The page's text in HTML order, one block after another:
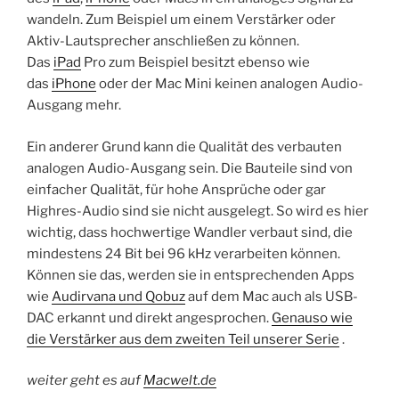
wandeln. Zum Beispiel um einem Verstärker oder
Aktiv-Lautsprecher anschließen zu können.
Das iPad Pro zum Beispiel besitzt ebenso wie
das iPhone oder der Mac Mini keinen analogen Audio-
Ausgang mehr.
Ein anderer Grund kann die Qualität des verbauten
analogen Audio-Ausgang sein. Die Bauteile sind von
einfacher Qualität, für hohe Ansprüche oder gar
Highres-Audio sind sie nicht ausgelegt. So wird es hier
wichtig, dass hochwertige Wandler verbaut sind, die
mindestens 24 Bit bei 96 kHz verarbeiten können.
Können sie das, werden sie in entsprechenden Apps
wie Audirvana und Qobuzauf dem Mac auch als USB-
DAC erkannt und direkt angesprochen. Genauso wie
die Verstärker aus dem zweiten Teil unserer Serie .
weiter geht es aufMacwelt.de